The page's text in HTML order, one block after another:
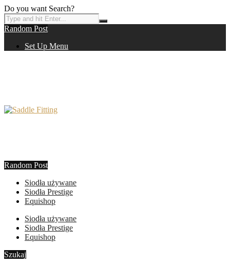
Do you want Search?
Random Post
Set Up Menu
Random Post
Siodła używane
Siodła Prestige
Equishop
Siodła używane
Siodła Prestige
Equishop
Szukaj